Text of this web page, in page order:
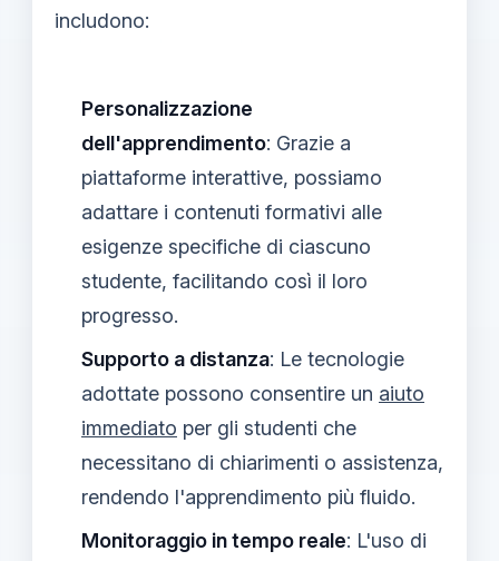
includono:
Personalizzazione
dell'apprendimento: Grazie a
piattaforme interattive, possiamo
adattare i contenuti formativi alle
esigenze specifiche di ciascuno
studente, facilitando così il loro
progresso.
Supporto a distanza: Le tecnologie
adottate possono consentire un aiuto
immediato per gli studenti che
necessitano di chiarimenti o assistenza,
rendendo l'apprendimento più fluido.
Monitoraggio in tempo reale: L'uso di